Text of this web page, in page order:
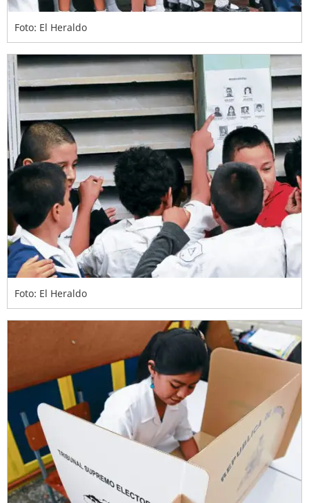
Foto: El Heraldo
Foto: El Heraldo